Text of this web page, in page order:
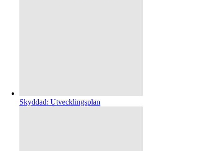
Skyddad: Utvecklingsplan